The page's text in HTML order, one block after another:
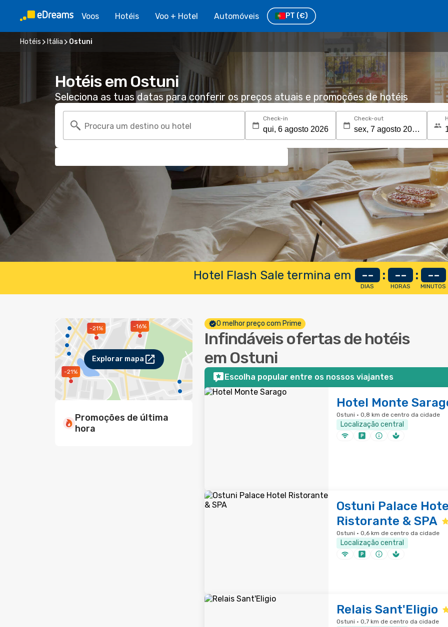
Voos Hotéis Voo + Hotel Automóveis PT (€)
Hotéis Itália Ostuni
Hotéis em Ostuni
Seleciona as tuas datas para conferir os preços atuais e promoções de hotéis
Procura um destino ou hotel
Check-in Check-out
Hotel Flash Sale termina em --
DIAS
: --
HORAS
: --
MINUTOS
-21%
-21% -16%
Explorar mapa
Promoções de última
hora
O melhor preço com Prime
Infindáveis ofertas de hotéis
em Ostuni
Escolha popular entre os nossos viajantes
Hotel Monte
Ostuni · 0,8 km de centro da cidade
Localização central
Ostuni Palace
Ristorante & SPA
Ostuni · 0,6 km de centro da cidade
Localização central
Relais Sant'Eligio
Ostuni · 0,7 km de centro da cidade